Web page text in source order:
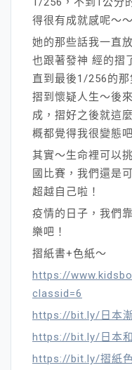
得很有成就感呢～～
她的那些話我一直
也跟著發神 經的摺
直到最後1/256的
摺到懷疑人生～後
成，摺好之後就這
概都覺得我很變態吧
其實～生命裡可以
國比賽，我們還是
超越自己啦！
疫情的日子，我們
樂吧！
摺紙書+色紙～
https://
classid=6
https://bit.ly/日本
https://bit.ly/日本
https://bit.ly/摺紙